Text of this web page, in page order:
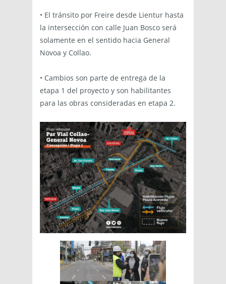
• El tránsito por Freire desde Lientur hasta
la intersección con calle Juan Bosco será
solamente en el sentido hacia General
Novoa y Collao.
• Cambios son parte de entrega de la
etapa 1 del proyecto y son habilitantes
para las obras consideradas en etapa 2.